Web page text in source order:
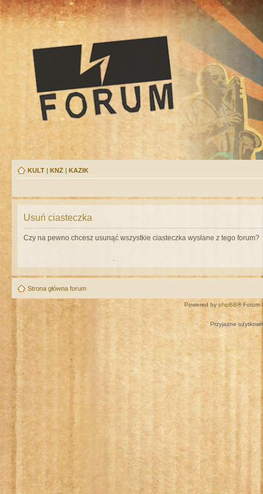
KULT | KNŻ | KAZIK
Usuń ciasteczka
Czy na pewno chcesz usunąć wszystkie ciasteczka wysłane z tego forum?
Strona główna forum
Powered by phpBB® Forum
Przyjazne